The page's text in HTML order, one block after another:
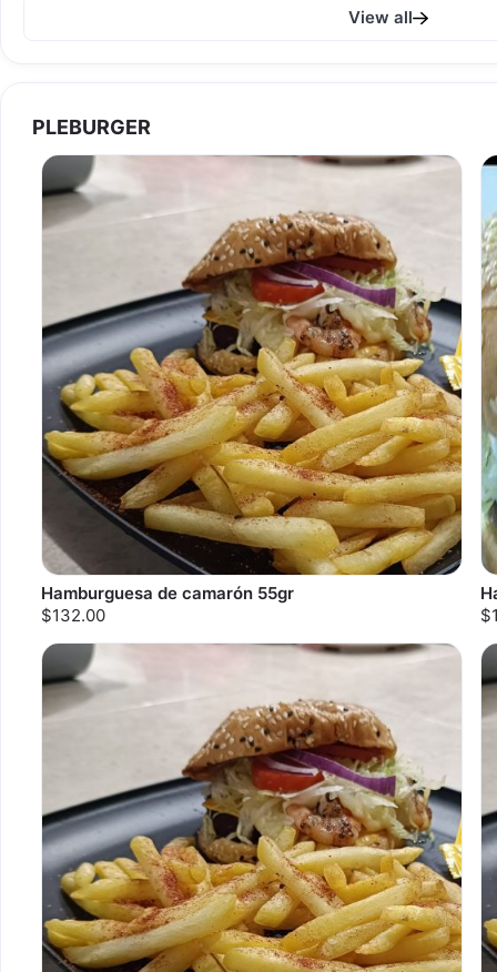
View all
PLEBURGER
Hamburguesa de camarón 55gr
$132.00